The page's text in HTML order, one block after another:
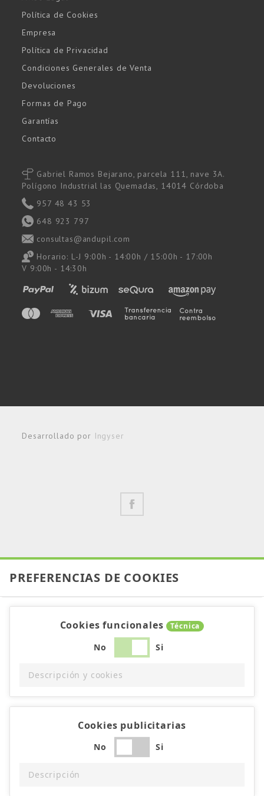
Política de Cookies
Empresa
Política de Privacidad
Condiciones Generales de Venta
Devoluciones
Formas de Pago
Garantías
Contacto
Gabriel Ramos Bejarano, parcela 111, nave 3A.
Polígono Industrial las Quemadas, 14014 Córdoba
957 48 43 53
648 923 797
consultas@andupil.com
Horario: L-J 9:00h - 14:00h / 15:00h - 17:00h
V 9:00h - 14:30h
Desarrollado por Ingyser
PREFERENCIAS DE COOKIES
Cookies funcionales Técnica
No Si
Descripción y cookies
Cookies publicitarias
No Si
Descripción